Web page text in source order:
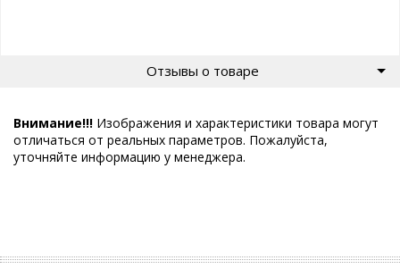
Отзывы о товаре
Внимание!!! Изображения и характеристики товара могут
отличаться от реальных параметров. Пожалуйста,
уточняйте информацию у менеджера.